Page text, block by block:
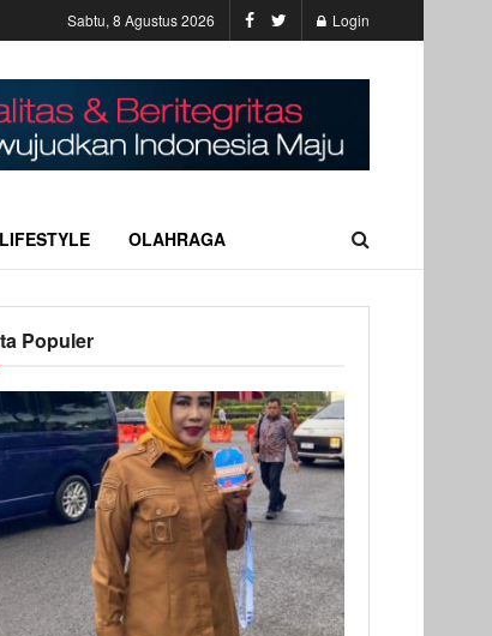
Sabtu, 8 Agustus 2026 Login
LIFESTYLE OLAHRAGA
Populer